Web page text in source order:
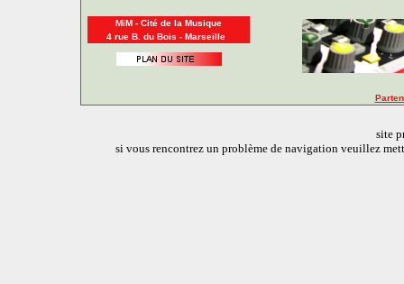
MiM - Cité de la Musique
4 rue B. du Bois - Marseille
site
si vous rencontrez un problème de navigation veuillez